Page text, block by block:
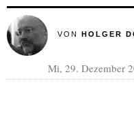
VON HOLGER
Mi, 29. Dezember